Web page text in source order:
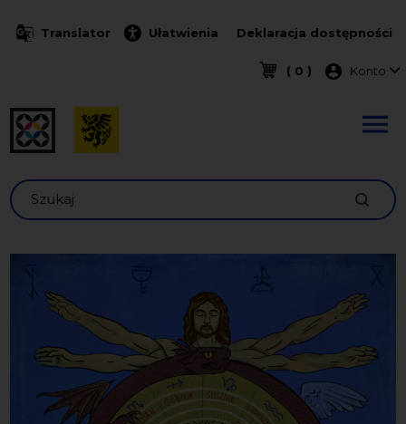
Translator Ułatwienia Deklaracja dostępności
( 0 ) Menu
Konto
Szukaj